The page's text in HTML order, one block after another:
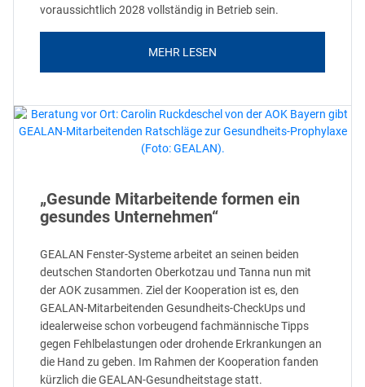
voraussichtlich 2028 vollständig in Betrieb sein.
MEHR LESEN
„Gesunde Mitarbeitende formen ein
gesundes Unternehmen“
GEALAN Fenster-Systeme arbeitet an seinen beiden
deutschen Standorten Oberkotzau und Tanna nun mit
der AOK zusammen. Ziel der Kooperation ist es, den
GEALAN-Mitarbeitenden Gesundheits-CheckUps und
idealerweise schon vorbeugend fachmännische Tipps
gegen Fehlbelastungen oder drohende Erkrankungen an
die Hand zu geben. Im Rahmen der Kooperation fanden
kürzlich die GEALAN-Gesundheitstage statt.